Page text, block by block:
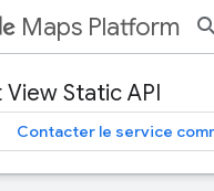
Maps Platform
Static API
Contacter le service